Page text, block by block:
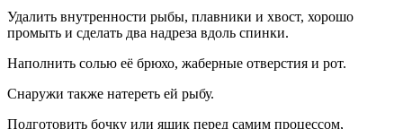
Удалить внутренности рыбы, плавники и хвост, хорошо
промыть и сделать два надреза вдоль спинки.
Наполнить солью её брюхо, жаберные отверстия и рот.
Снаружи также натереть ей рыбу.
Подготовить бочку или ящик перед самим процессом,